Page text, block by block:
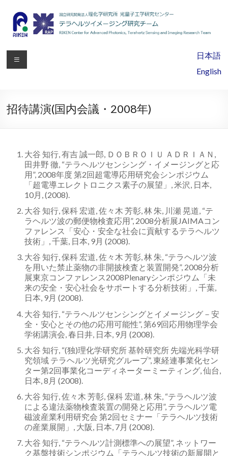
理
化
研
所
子
研
ン
ー
ラ
ツ
日本語
English
招待講演(国内会議・2008年)
大谷 知行, 有吉 誠一郎, ＤＯＢＲＯＩＵ ＡＤＲＩＡＮ,
田井野 徹, “テラヘルツセンシング・イメージングと応
用”, 2008年度 第2回超電導応用研究会シンポジウム
「超電導エレクトロニクス素子の展望」, 米沢, 日本,
10月, (2008).
大谷 知行, 保科 宏道, 佐々木 芳彰, 林 朱, 川瀬 晃道, “テ
ラヘルツ波の郵便物検査応用”, 2008分析展JAIMAコン
ファレンス「安心・安全な社会に貢献するテラヘルツ
技術」, 千葉, 日本, 9月 (2008).
大谷 知行, 保科 宏道, 佐々木 芳彰, 林 朱, “テラヘルツ波
を用いた禁止薬物の非開披検査と装置開発”, 2008分析
展東京コンファレンス2008Plenaryシンポジウム「未
来の安全・安心社会をサポートする分析技術」, 千葉,
日本, 9月 (2008).
大谷 知行, “テラヘルツセンシングとイメージング－安
全・安心とその他の応用可能性”, 第69回応用物理学会
学術講演会, 春日井, 日本, 9月 (2008).
大谷 知行, “(独)理化学研究所 基幹研究所 先端光科学研
究領域 テラヘルツ光研究グループ”, 東経連事業化セン
ター第2回事業化コーディネーターミーティング, 仙台,
日本, 8月 (2008).
大谷 知行, 佐々木 芳彰, 保科 宏道, 林 朱, “テラヘルツ波
による違法薬物検査装置の開発と応用”, テラヘルツ電
磁波産業利用研究会 第2回セミナー「テラヘルツ技術
の産業展開」, 大阪, 日本, 7月 (2008).
大谷 知行, “テラヘルツ計測標準への展望”, ネットワー
ク基盤技術シンポジウム「テラヘルツ技術の新展開と